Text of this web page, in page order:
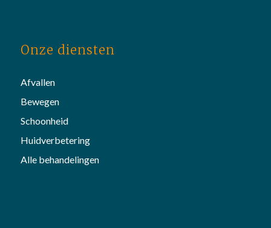
Onze diensten
Afvallen
Bewegen
Schoonheid
Huidverbetering
Alle behandelingen